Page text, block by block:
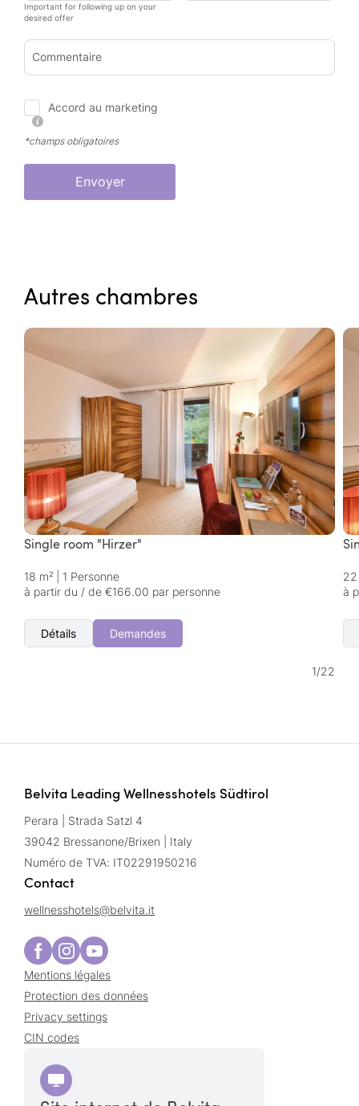
Important for following up on your
desired offer
Commentaire
Accord au marketing
*champs obligatoires
Envoyer
Autres chambres
Single room "Hirzer"
18 m²
1 Personne
à partir du / de €166.00 par personne
Détails Demandes
22
à
1/22
Belvita Leading Wellnesshotels Südtirol
Perara | Strada Satzl 4
39042 Bressanone/Brixen | Italy
Numéro de TVA: IT02291950216
Contact
wellnesshotels@belvita.it
Mentions légales
Protection des données
Privacy settings
CIN codes